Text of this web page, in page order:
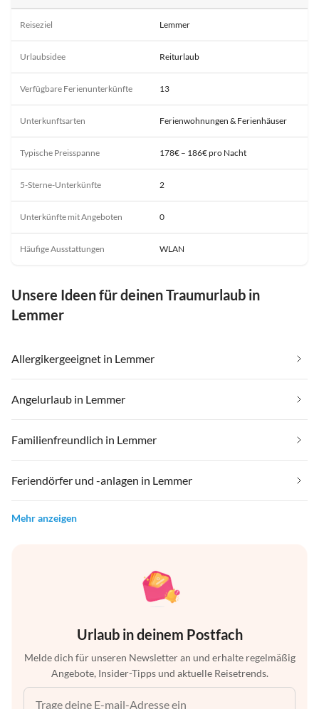
Reiseziel Lemmer
Urlaubsidee Reiturlaub
Verfügbare Ferienunterkünfte 13
Unterkunftsarten Ferienwohnungen & Ferienhäuser
Typische Preisspanne 178€ – 186€ pro Nacht
5-Sterne-Unterkünfte 2
Unterkünfte mit Angeboten 0
Häufige Ausstattungen WLAN
Unsere Ideen für deinen Traumurlaub in
Lemmer
Allergikergeeignet in Lemmer
Angelurlaub in Lemmer
Familienfreundlich in Lemmer
Feriendörfer und -anlagen in Lemmer
Mehr anzeigen
Urlaub in deinem Postfach
Melde dich für unseren Newsletter an und erhalte regelmäßig
Angebote, Insider-Tipps und aktuelle Reisetrends.